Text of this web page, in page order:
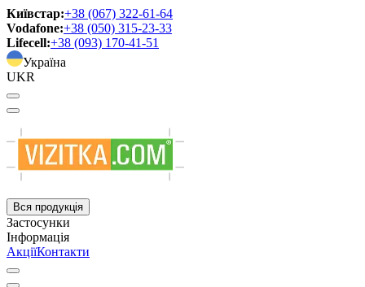
Київстар:+38 (067) 322-61-64
Vodafone:+38 (050) 315-23-33
Lifecell:+38 (093) 170-41-51
Україна
UKR
Вся продукція
Застосунки
Інформація
АкціїКонтакти